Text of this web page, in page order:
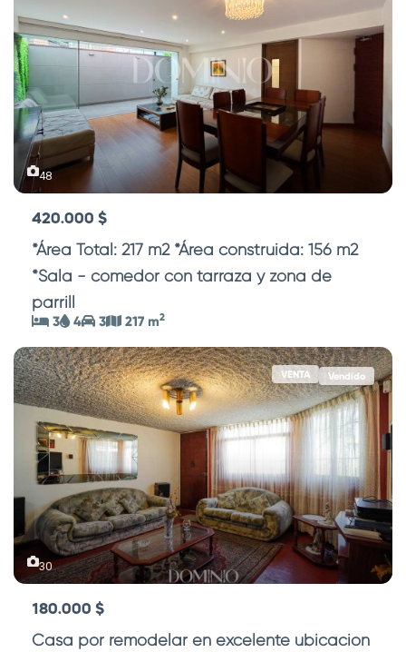
48
420.000 $
*Área Total: 217 m2 *Área construida: 156 m2
*Sala - comedor con tarraza y zona de
parrill
3 4 3 217 m2
30
VENTA Vendido
180.000 $
Casa por remodelar en excelente ubicación